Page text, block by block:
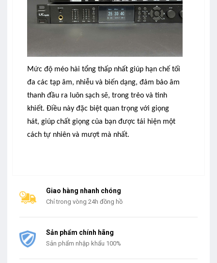
Mức độ méo hài tổng thấp nhất giúp hạn chế tối
đa các tạp âm, nhiễu và biến dạng, đảm bảo âm
thanh đầu ra luôn sạch sẽ, trong trẻo và tinh
khiết. Điều này đặc biệt quan trọng với giọng
hát, giúp chất giọng của bạn được tái hiện một
cách tự nhiên và mượt mà nhất.
Giao hàng nhanh chóng
Chỉ trong vòng 24h đồng hồ
Sản phẩm chính hãng
Sản phẩm nhập khẩu 100%